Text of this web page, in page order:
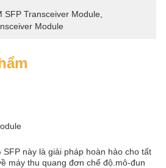
SFP Transceiver Module
Module
SFP này là giải pháp hoàn hảo cho tất
máy thu quang đơn chế độ.mô-đun